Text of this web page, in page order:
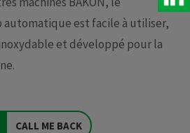
automatique est facile à utiliser,
et développé pour la
CALL ME BACK